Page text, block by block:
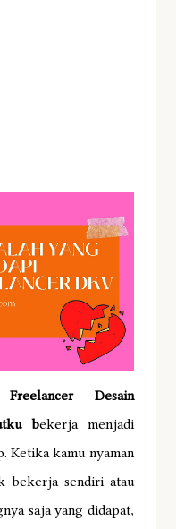
Desain
bekerja menjadi
Ketika kamu nyaman
bekerja sendiri atau
saja yang didapat,